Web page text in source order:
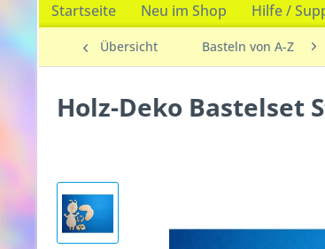
Startseite Neu im Shop Hilfe /
Übersicht Basteln von A-Z
Holz-Deko Bastelset